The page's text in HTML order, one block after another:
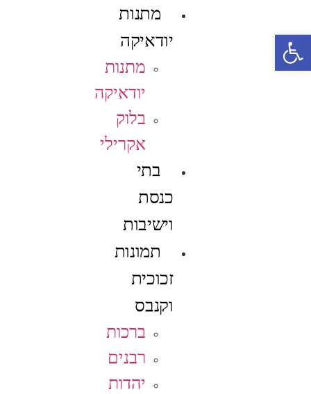
מתנות
יודאיקה
מתנות
יודאיקה
בלוק
אקרילי
בתי
כנסת
וישיבות
תמונות
זכוכית
וקנבס
ברכות
רבנים
יהדות
פתח סרגל נגישות